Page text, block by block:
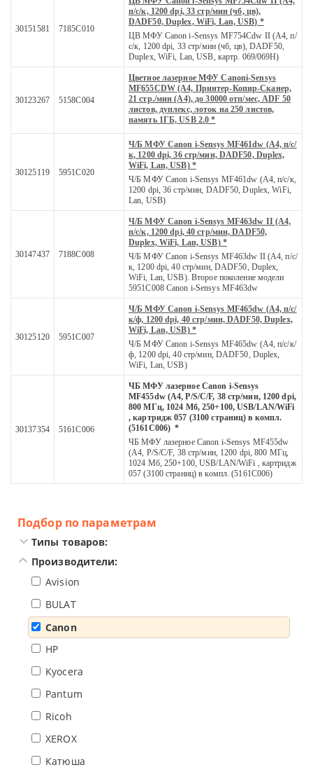
30151581 7185C010
п/с/к, 1200 dpi, 33 стр/мин (чб, цв),
DADF50, Duplex, WiFi, Lan, USB) *
ЦВ МФУ Canon i-Sensys MF754Сdw II (А4, п/
с/к, 1200 dpi, 33 стр/мин (чб, цв), DADF50,
Duplex, WiFi, Lan, USB, картр. 069/069H)
30123267 5158C004
Цветное лазерное МФУ Canoni-Sensys
MF655CDW (A4, Принтер-Копир-Сканер,
21 стр./мин (А4), до 30000 отп/мес, ADF 50
листов, дуплекс, лоток на 250 листов,
память 1ГБ, USB 2.0 *
30125119 5951C020
Ч/Б МФУ Canon i-Sensys MF461dw (А4, п/с/
к, 1200 dpi, 36 стр/мин, DADF50, Duplex,
WiFi, Lan, USB) *
Ч/Б МФУ Canon i-Sensys MF461dw (А4, п/с/к,
1200 dpi, 36 стр/мин, DADF50, Duplex, WiFi,
Lan, USB)
30147437 7188C008
Ч/Б МФУ Canon i-Sensys MF463dw II (А4,
п/с/к, 1200 dpi, 40 стр/мин, DADF50,
Duplex, WiFi, Lan, USB) *
Ч/Б МФУ Canon i-Sensys MF463dw II (А4, п/с/
к, 1200 dpi, 40 стр/мин, DADF50, Duplex,
WiFi, Lan, USB). Второе поколение модели
5951C008 Canon i-Sensys MF463dw
30125120 5951C007
Ч/Б МФУ Canon i-Sensys MF465dw (А4, п/с/
к/ф, 1200 dpi, 40 стр/мин, DADF50, Duplex,
WiFi, Lan, USB) *
Ч/Б МФУ Canon i-Sensys MF465dw (А4, п/с/к/
ф, 1200 dpi, 40 стр/мин, DADF50, Duplex,
WiFi, Lan, USB)
30137354 5161C006
ЧБ МФУ лазерное Canon i-Sensys
MF455dw (A4, P/S/C/F, 38 стр/мин, 1200 dpi,
800 МГц, 1024 Мб, 250+100, USB/LAN/WiFi
, картридж 057 (3100 страниц) в компл.
(5161C006) *
ЧБ МФУ лазерное Canon i-Sensys MF455dw
(A4, P/S/C/F, 38 стр/мин, 1200 dpi, 800 МГц,
1024 Мб, 250+100, USB/LAN/WiFi , картридж
057 (3100 страниц) в компл. (5161C006)
Подбор по параметрам
Типы товаров:
Производители:
Avision
BULAT
Canon
HP
Kyocera
Pantum
Ricoh
XEROX
Катюша